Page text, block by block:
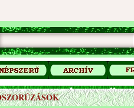
éves